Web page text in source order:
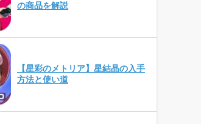
の商品を解説
【星彩のメトリア】星結晶の入手
方法と使い道